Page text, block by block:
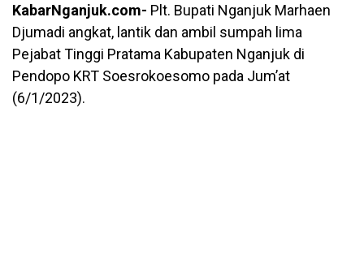
KabarNganjuk.com- Plt. Bupati Nganjuk Marhaen
Djumadi angkat, lantik dan ambil sumpah lima
Pejabat Tinggi Pratama Kabupaten Nganjuk di
Pendopo KRT Soesrokoesomo pada Jum’at
(6/1/2023).